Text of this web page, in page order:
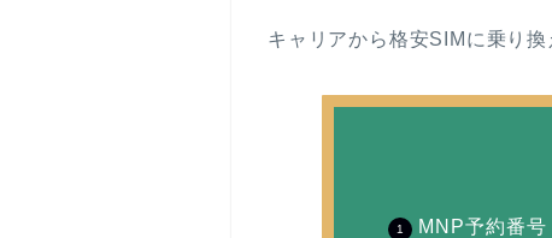
キャリアから格安SIMに乗り
MNP予約番号